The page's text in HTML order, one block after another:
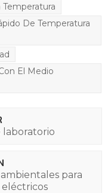
Temperatura
De Temperatura
El Medio
laboratorio
para